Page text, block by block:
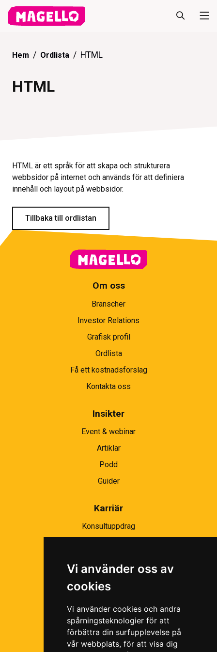
Vi använder oss av
cookies
Vi använder cookies och andra
spårningsteknologier för att
förbättra din surfupplevelse på
vår webbplats, för att visa dig
Hem Ordlista HTML
HTML
HTML är ett språk för att skapa och strukturera
webbsidor på internet och används för att definiera
innehåll och layout på webbsidor.
Tillbaka till ordlistan
Om oss
Branscher
Investor Relations
Grafisk profil
Ordlista
Få ett kostnadsförslag
Kontakta oss
Insikter
Event & webinar
Artiklar
Podd
Guider
Karriär
Konsultuppdrag
Ramavtal